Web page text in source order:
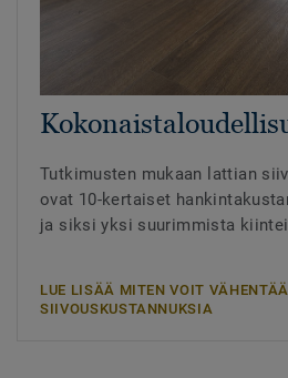
Tutkimusten mukaan lattian
ovat 10-kertaiset
ja siksi yksi suurimmista
LUE LISÄÄ MITEN VOIT VÄHENTÄÄ
SIIVOUSKUSTANNUKSIA